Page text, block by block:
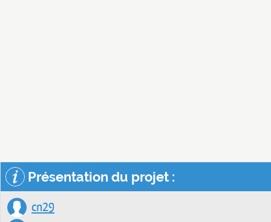
Présentation du projet :
cn29